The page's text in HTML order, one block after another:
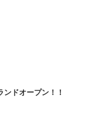
ドオープン！！